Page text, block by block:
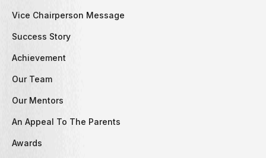
Vice Chairperson Message
Success Story
Achievement
Our Team
Our Mentors
An Appeal To The Parents
Awards